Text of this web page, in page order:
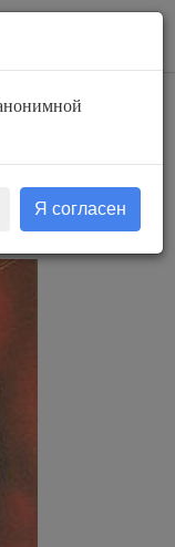
-
Я согласен